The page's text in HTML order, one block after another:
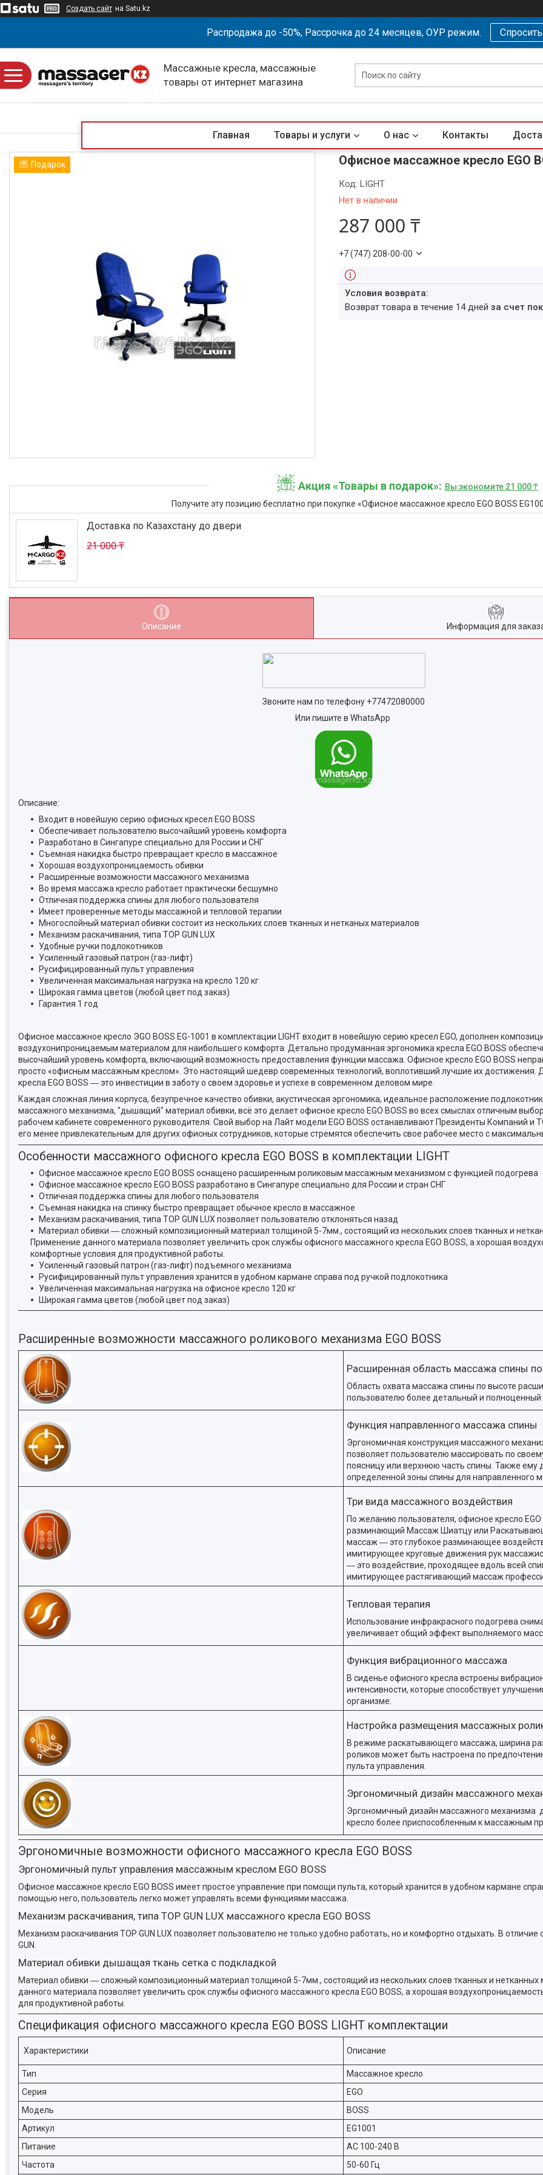
Создать сайт на Satu.kz
Распродажа до -50%, Рассрочка до 24 месяцев, ОУР режим.
Массажные кресла, массажные
товары от интернет магазина
Главная Товары и услуги О нас Контакты
Подарок Офисное массажное кресло EGO
Нет в наличии
Код:LIGHT
287 000 ₸
+7 (747) 208-00-00
возврат товара в течение 14 днейза счет
Акция «Товары в подарок»
Вы экономите 21 000 ₸
Получите эту позицию бесплатно при покупке «Офисное массажное кресло EGO BOSS
21 000 ₸
Доставка по Казахстану до двери
Описание Информация для
Звоните нам по телефону +77472080000
Или пишите в WhatsApp
Описание:
Входит в новейшую серию офисных кресел EGO BOSS
Обеспечивает пользователю высочайший уровень комфорта
Разработано в Сингапуре специально для России и СНГ
Съемная накидка быстро превращает кресло в массажное
Хорошая воздухопроницаемость обивки
Расширенные возможности массажного механизма
Во время массажа кресло работает практически бесшумно
Отличная поддержка спины для любого пользователя
Имеет проверенные методы массажной и тепловой терапии
Многослойный материал обивки состоит из нескольких слоев тканных и нетканых материалов
Механизм раскачивания, типа TOP GUN LUX
Удобные ручки подлокотников
Усиленный газовый патрон (газ-лифт)
Русифицированный пульт управления
Увеличенная максимальная нагрузка на кресло 120 кг
Широкая гамма цветов (любой цвет под заказ)
Гарантия 1 год
Офисное массажное кресло ЭGO BOSS EG-1001 в комплектации LIGHT входит в новейшую серию кресел EGO, дополнен
воздухонипроницаемым материалом для наибольшего комфорта. Детально продуманная эргономика кресла EGO BOSS
высочайший уровень комфорта, включающий возможность предоставления функции массажа. Офисное кресло EGO BOSS
просто «офисным массажным креслом». Это настоящий шедевр современных технологий, воплотивший лучшие их достижения.
кресла EGO BOSS ― это инвестиции в заботу о своем здоровье и успехе в современном деловом мире.
Каждая сложная линия корпуса, безупречное качество обивки, акустическая эргономика, идеальное расположение
массажного механизма, "дышащий" материал обивки, всё это делает офисное кресло EGO BOSS во всех смыслах отличным
рабочем кабинете современного руководителя. Свой выбор на Лайт модели EGO BOSS останавливают Президенты Компаний
его менее привлекательным для других офисных сотрудников, которые стремятся обеспечить свое рабочее место с
Особенности массажного офисного кресла EGO BOSS в комплектации LIGHT
Офисное массажное кресло EGO BOSS оснащено расширенным роликовым массажным механизмом с функцией подогрева
Офисное массажное кресло EGO BOSS разработано в Сингапуре специально для России и стран СНГ
Отличная поддержка спины для любого пользователя
Съемная накидка на спинку быстро превращает обычное кресло в массажное
Механизм раскачивания, типа TOP GUN LUX позволяет пользователю отклоняться назад
Материал обивки ― сложный композиционный материал толщиной 5-7мм., состоящий из нескольких слоев тканных и
Применение данного материала позволяет увеличить срок службы офисного массажного кресла EGO BOSS, а хорошая
комфортные условия для продуктивной работы.
Усиленный газовый патрон (газ-лифт) подъемного механизма
Русифицированный пульт управления хранится в удобном кармане справа под ручкой подлокотника
Увеличенная максимальная нагрузка на офисное кресло 120 кг
Широкая гамма цветов (любой цвет под заказ)
Расширенные возможности массажного роликового механизма EGO BOSS
Расширенная область массажа спины
Область охвата массажа спины по высоте
пользователю более детальный и
Функция направленного массажа спины
Эргономичная конструкция массажного
позволяет пользователю массировать по
поясницу или верхнюю часть спины. Также ему
определенной зоны спины для направленного
Три вида массажного воздействия
По желанию пользователя, офисное кресло
разминающий Массаж Шиатцу или
массаж ― это глубокое разминающее
имитирующее круговые движения рук
― это воздействие, проходящее вдоль всей
имитирующее растягивающий массаж
Тепловая терапия
Использование инфракрасного подогрева
увеличивает общий эффект выполняемого
Функция вибрационного массажа
В сиденье офисного кресла встроены
интенсивности, которые способствует
организме.
Настройка размещения массажных
В режиме раскатывающего массажа, ширина
роликов может быть настроена по
пульта управления.
Эргономичный дизайн массажного
Эргономичный дизайн массажного механизма
кресло более приспособленным к массажным
Эргономичные возможности офисного массажного кресла EGO BOSS
Эргономичный пульт управления массажным креслом EGO BOSS
Офисное массажное кресло EGO BOSS имеет простое управление при помощи пульта, который хранится в удобном кармане
помощью него, пользователь легко может управлять всеми функциями массажа.
Механизм раскачивания, типа TOP GUN LUX массажного кресла EGO BOSS
Механизм раскачивания TOP GUN LUX позволяет пользователю не только удобно работать, но и комфортно отдыхать. В
GUN.
Материал обивки дышащая ткань сетка с подкладкой
Материал обивки ― сложный композиционный материал толщиной 5-7мм., состоящий из нескольких слоев тканных и
данного материала позволяет увеличить срок службы офисного массажного кресла EGO BOSS, а хорошая
для продуктивной работы.
Спецификация офисного массажного кресла EGO BOSS LIGHT комплектации
Характеристики Описание
Тип
Массажное кресло
Серия
EGO
Модель
BOSS
Артикул
EG1001
Питание
АС 100-240 В
Частота
50-60 Гц